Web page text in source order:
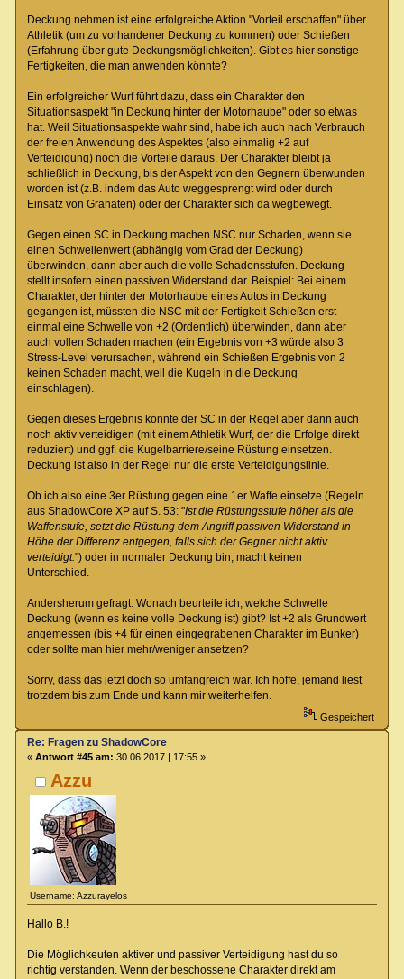
Deckung nehmen ist eine erfolgreiche Aktion "Vorteil erschaffen" über
Athletik (um zu vorhandener Deckung zu kommen) oder Schießen
(Erfahrung über gute Deckungsmöglichkeiten). Gibt es hier sonstige
Fertigkeiten, die man anwenden könnte?
Ein erfolgreicher Wurf führt dazu, dass ein Charakter den
Situationsaspekt "in Deckung hinter der Motorhaube" oder so etwas
hat. Weil Situationsaspekte wahr sind, habe ich auch nach Verbrauch
der freien Anwendung des Aspektes (also einmalig +2 auf
Verteidigung) noch die Vorteile daraus. Der Charakter bleibt ja
schließlich in Deckung, bis der Aspekt von den Gegnern überwunden
worden ist (z.B. indem das Auto weggesprengt wird oder durch
Einsatz von Granaten) oder der Charakter sich da wegbewegt.
Gegen einen SC in Deckung machen NSC nur Schaden, wenn sie
einen Schwellenwert (abhängig vom Grad der Deckung)
überwinden, dann aber auch die volle Schadensstufen. Deckung
stellt insofern einen passiven Widerstand dar. Beispiel: Bei einem
Charakter, der hinter der Motorhaube eines Autos in Deckung
gegangen ist, müssten die NSC mit der Fertigkeit Schießen erst
einmal eine Schwelle von +2 (Ordentlich) überwinden, dann aber
auch vollen Schaden machen (ein Ergebnis von +3 würde also 3
Stress-Level verursachen, während ein Schießen Ergebnis von 2
keinen Schaden macht, weil die Kugeln in die Deckung
einschlagen).
Gegen dieses Ergebnis könnte der SC in der Regel aber dann auch
noch aktiv verteidigen (mit einem Athletik Wurf, der die Erfolge direkt
reduziert) und ggf. die Kugelbarriere/seine Rüstung einsetzen.
Deckung ist also in der Regel nur die erste Verteidigungslinie.
Ob ich also eine 3er Rüstung gegen eine 1er Waffe einsetze (Regeln
aus ShadowCore XP auf S. 53: "Ist die Rüstungsstufe höher als die
Waffenstufe, setzt die Rüstung dem Angriff passiven Widerstand in
Höhe der Differenz entgegen, falls sich der Gegner nicht aktiv
verteidigt.") oder in normaler Deckung bin, macht keinen
Unterschied.
Andersherum gefragt: Wonach beurteile ich, welche Schwelle
Deckung (wenn es keine volle Deckung ist) gibt? Ist +2 als Grundwert
angemessen (bis +4 für einen eingegrabenen Charakter im Bunker)
oder sollte man hier mehr/weniger ansetzen?
Sorry, dass das jetzt doch so umfangreich war. Ich hoffe, jemand liest
trotzdem bis zum Ende und kann mir weiterhelfen.
Gespeichert
Azzu
Username: Azzurayelos
Re: Fragen zu ShadowCore
« Antwort #45 am: 30.06.2017 | 17:55 »
Hallo B.!
Die Möglichkeuten aktiver und passiver Verteidigung hast du so
richtig verstanden. Wenn der beschossene Charakter direkt am